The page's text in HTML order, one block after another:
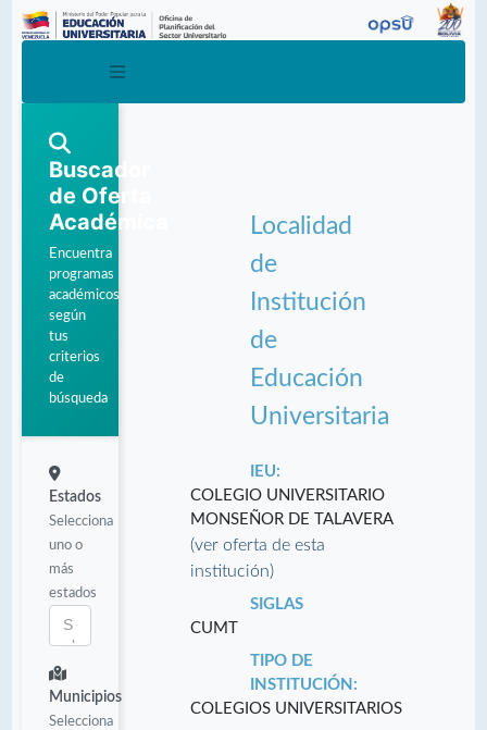
Buscador
de Oferta
Académica
Encuentra
programas
académicos
según
tus
criterios
de
búsqueda
Estados
Selecciona
uno o
más
estados
Municipios
Selecciona
Localidad
de
Institución
de
Educación
Universitaria
IEU:
COLEGIO UNIVERSITARIO
MONSEÑOR DE TALAVERA
(ver oferta de esta
institución)
SIGLAS
CUMT
TIPO DE
INSTITUCIÓN:
COLEGIOS UNIVERSITARIOS